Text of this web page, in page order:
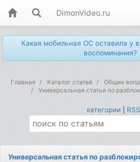
DimonVideo.ru
Какая мобильная ОС оставила у
воспоминания?
Главная Каталог статей Общие
Универсальная статья по
категории RSS
Универсальная статья по